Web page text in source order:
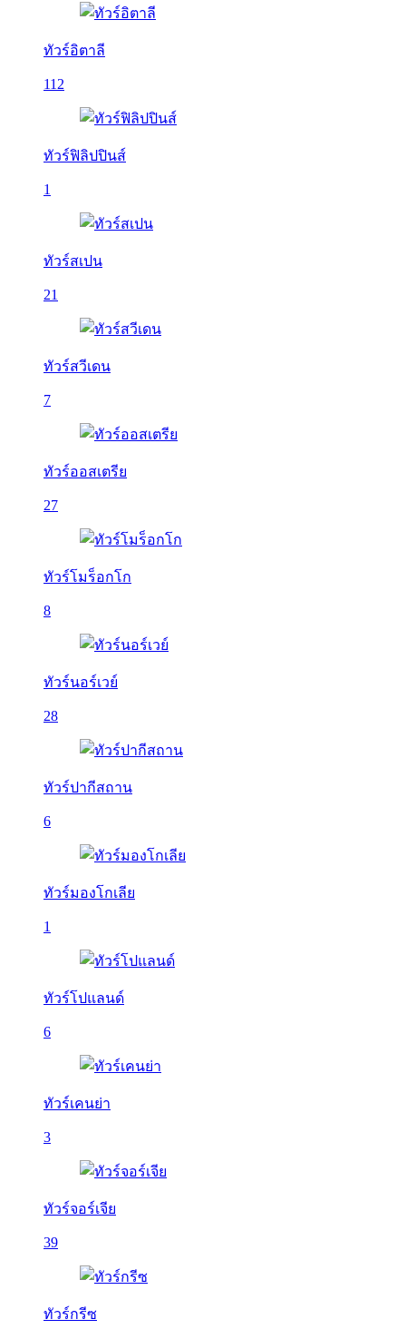
ทัวร์อิตาลี
112
ทัวร์ฟิลิปปินส์
1
ทัวร์สเปน
21
ทัวร์สวีเดน
7
ทัวร์ออสเตรีย
27
ทัวร์โมร็อกโก
8
ทัวร์นอร์เวย์
28
ทัวร์ปากีสถาน
6
ทัวร์มองโกเลีย
1
ทัวร์โปแลนด์
6
ทัวร์เคนย่า
3
ทัวร์จอร์เจีย
39
ทัวร์กรีซ